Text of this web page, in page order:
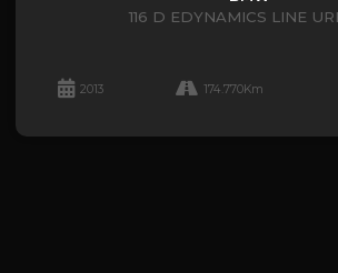
116 D EDYNAMICS LINE
2013 174.770Km